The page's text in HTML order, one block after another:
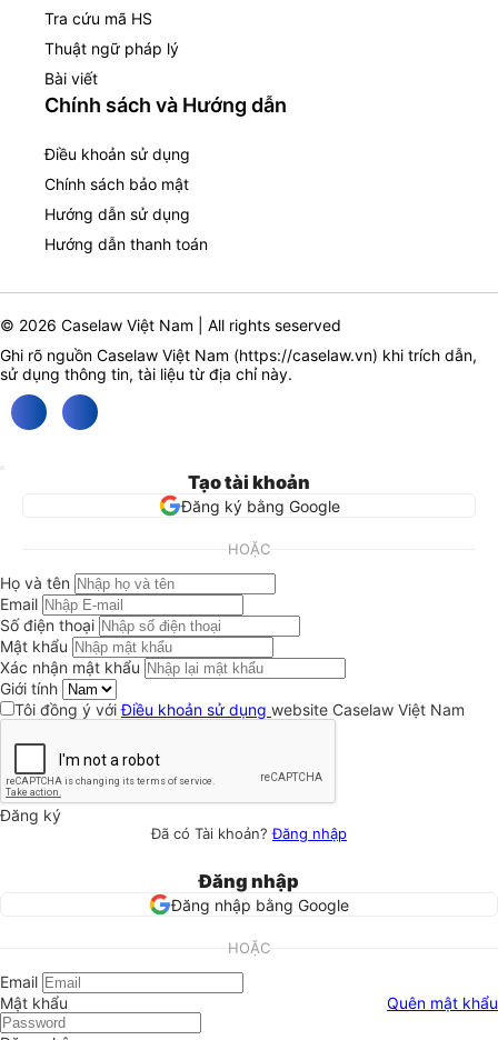
Tra cứu mã HS
Thuật ngữ pháp lý
Bài viết
Chính sách và Hướng dẫn
Điều khoản sử dụng
Chính sách bảo mật
Hướng dẫn sử dụng
Hướng dẫn thanh toán
© 2026 Caselaw Việt Nam | All rights seserved
Ghi rõ nguồn Caselaw Việt Nam (https://caselaw.vn) khi trích dẫn,
sử dụng thông tin, tài liệu từ địa chỉ này.
Tạo tài khoản
Đăng ký bằng Google
HOẶC
Họ và tên
Email
Số điện thoại
Mật khẩu
Xác nhận mật khẩu
Giới tính
Tôi đồng ý vớiĐiều khoản sử dụng website Caselaw Việt Nam
Đăng ký
Đã có Tài khoản?Đăng nhập
Đăng nhập
Đăng nhập bằng Google
HOẶC
Email
Mật khẩu
Quên mật khẩu